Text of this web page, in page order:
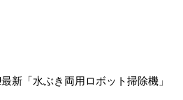
新「水ぶき両用ロボット掃除機」